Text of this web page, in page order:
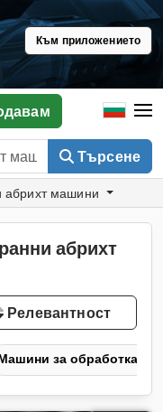
Към приложението
Търсене
абрихт машини
абрихт
Релевантност
за обработка